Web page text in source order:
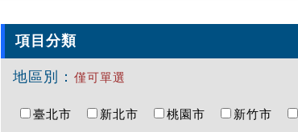
項目分類
地區別： 僅可單選
臺北市 新北市 桃園市 新竹市